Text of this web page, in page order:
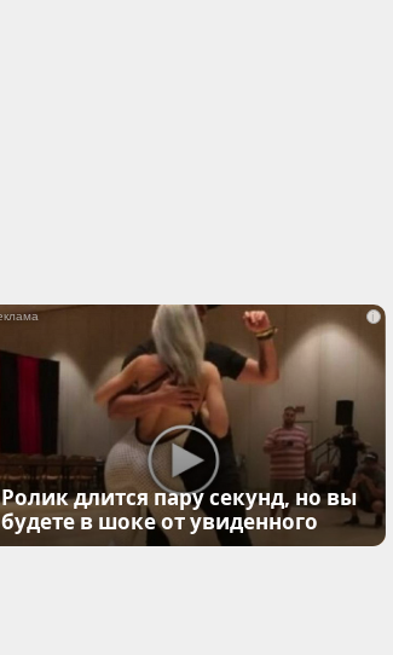
i
Ролик длится пару секунд, но вы
будете в шоке от увиденного